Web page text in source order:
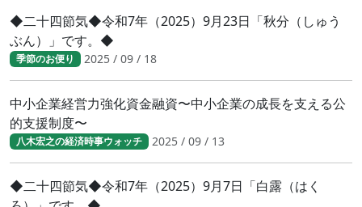
◆二十四節気◆令和7年（2025）9月23日「秋分（しゅう
ぶん）」です。◆
季節のお便り 2025 / 09 / 18
中小企業経営力強化資金融資〜中小企業の成長を支える公
的支援制度〜
八木宏之の経済時事ウォッチ 2025 / 09 / 13
◆二十四節気◆令和7年（2025）9月7日「白露（はく